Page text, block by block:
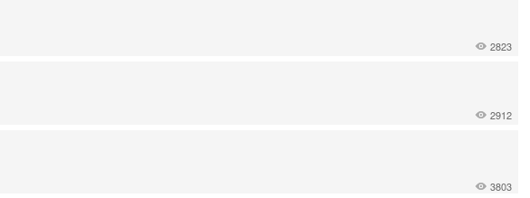
2823
2912
3803